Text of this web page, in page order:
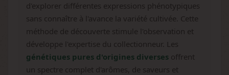
d'explorer différentes expressions phénotypiques
sans connaître à l'avance la variété cultivée. Cette
méthode de découverte stimule l'observation et
développe l'expertise du collectionneur. Les
génétiques pures d'origines diverses offrent
un spectre complet d'arômes, de saveurs et